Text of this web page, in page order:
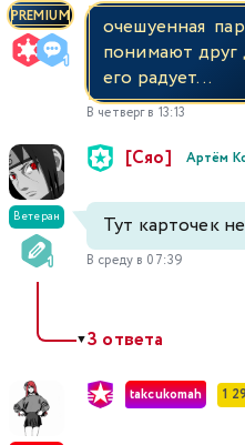
PREMIUM
очешуенная
понимают друг
его радует...
В четверг в 13:13
Ветеран
[Сяо] Артём
Тут карточек
В среду в 07:39
▼3 ответа
takcukomah 1